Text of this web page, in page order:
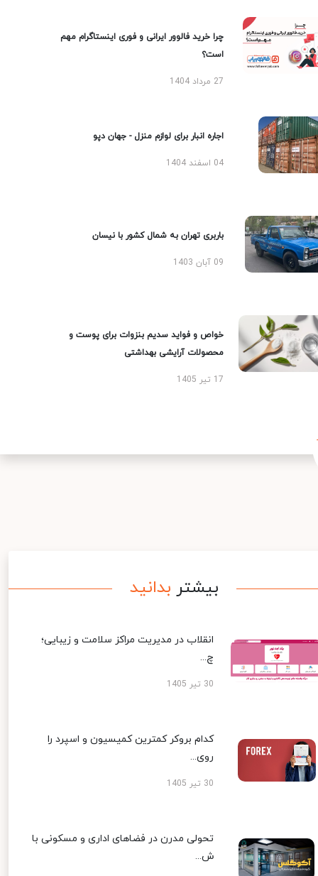
چرا خرید فالوور ایرانی و فوری اینستاگرام مهم
است؟
27 مرداد 1404
اجاره انبار برای لوازم منزل - جهان دپو
04 اسفند 1404
باربری تهران به شمال کشور با نیسان
09 آبان 1403
خواص و فواید سدیم بنزوات برای پوست و
محصولات آرایشی بهداشتی
17 تیر 1405
بیشتر بدانید
انقلاب در مدیریت مراکز سلامت و زیبایی؛
چ...
30 تیر 1405
کدام بروکر کمترین کمیسیون و اسپرد را
روی...
30 تیر 1405
تحولی مدرن در فضاهای اداری و مسکونی با
ش...